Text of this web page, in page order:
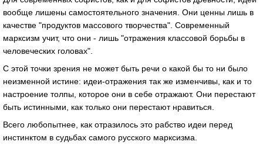
вообще лишены самостоятельного значения. Они ценны лишь в
качестве "продуктов массового творчества". Современный
марксизм учит, что они - лишь "отражения классовой борьбы в
человеческих головах".
С этой точки зрения не может быть речи о какой бы то ни было
неизменной истине: идеи-отражения так же изменчивы, как и то
настроение толпы, которое они в себе отражают. Они перестают
быть истинными, как только они перестают нравиться.
Всего любопытнее, как отразилось это рабство идеи перед
инстинктом в судьбах самого русского марксизма.